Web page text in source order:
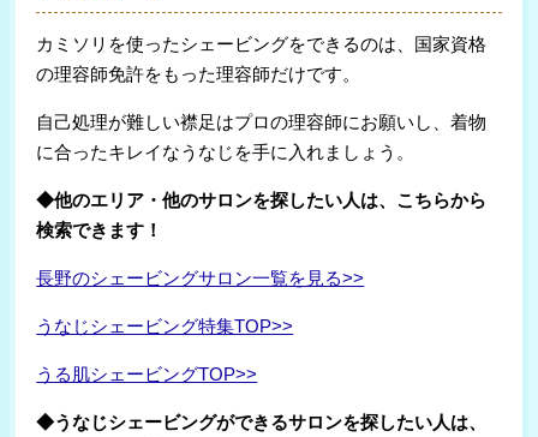
カミソリを使ったシェービングをできるのは、国家資格
の理容師免許をもった理容師だけです。
自己処理が難しい襟足はプロの理容師にお願いし、着物
に合ったキレイなうなじを手に入れましょう。
◆他のエリア・他のサロンを探したい人は、こちらから
検索できます！
長野のシェービングサロン一覧を見る>>
うなじシェービング特集TOP>>
うる肌シェービングTOP>>
◆うなじシェービングができるサロンを探したい人は、